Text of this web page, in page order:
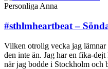
Personliga Anna
#sthlmheartbeat –
Vilken otrolig vecka jag
den inte än. Jag har en fika-
när jag bodde i Stockholm och